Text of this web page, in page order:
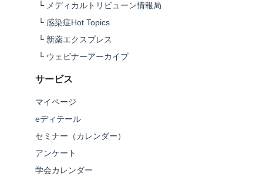
└ メディカルトリビューン情報局
└ 感染症Hot Topics
└ 新薬エクスプレス
└ ウェビナーアーカイブ
サービス
マイページ
eディテール
セミナー（カレンダー）
アンケート
学会カレンダー